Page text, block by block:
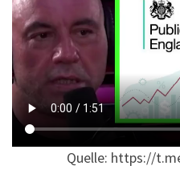
Quelle: https://